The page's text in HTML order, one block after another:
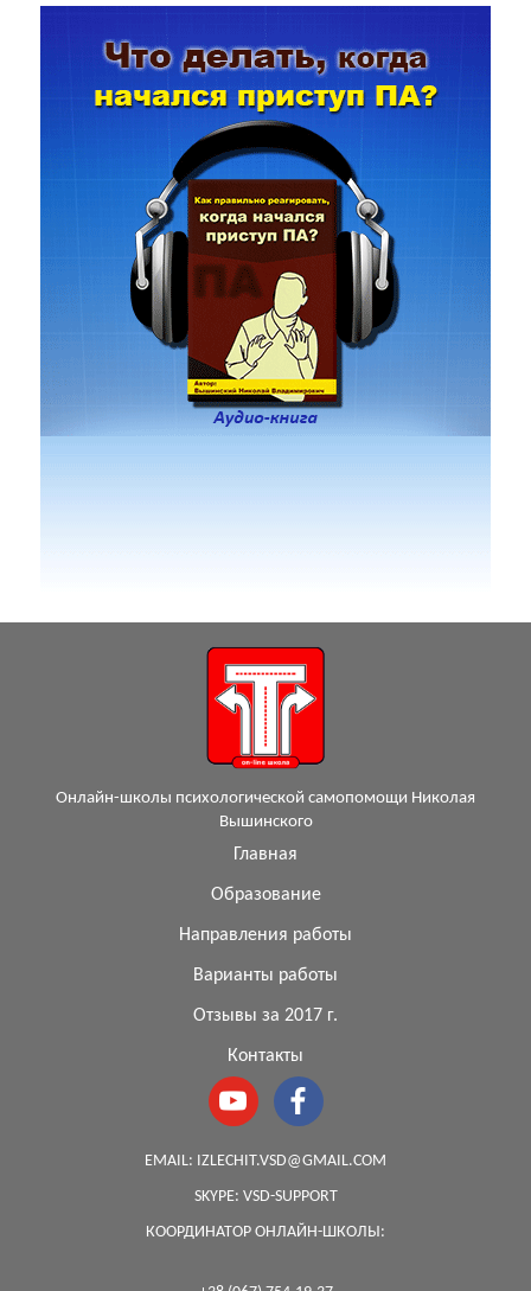
Онлайн-школы психологической самопомощи Николая
Вышинского
Главная
Образование
Направления работы
Варианты работы
Отзывы за 2017 г.
Контакты
EMAIL: IZLECHIT.VSD@GMAIL.COM
SKYPE: VSD-SUPPORT
КООРДИНАТОР ОНЛАЙН-ШКОЛЫ: